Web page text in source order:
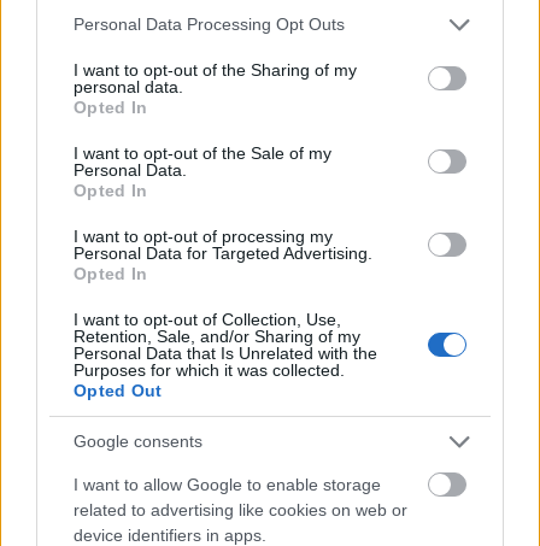
Please note that this website/app uses one or more Google
not limited to your visit or usage behaviour. You may click to
grant or deny consent to Google and its third-party tags to
use your data for below specified purposes in below Google
consent section.
Personal Data Processing Opt Outs
I want to opt-out of the Sharing of my
personal data.
Opted In
I want to opt-out of the Sale of my
Personal Data.
Opted In
I want to opt-out of processing my
Personal Data for Targeted Advertising.
Opted In
I want to opt-out of Collection, Use,
Retention, Sale, and/or Sharing of my
Personal Data that Is Unrelated with the
Purposes for which it was collected.
Opted Out
Google consents
I want to allow Google to enable storage
related to advertising like cookies on web or
device identifiers in apps.
Forrás: librarius.hu